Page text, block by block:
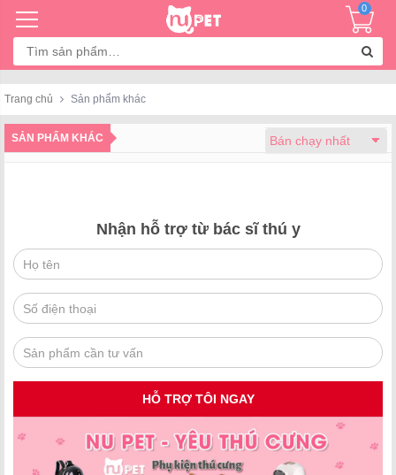
Tìm
kiếm:
0
Trang chủ Sản phẩm khác
SẢN PHẨM KHÁC
Nhận hỗ trợ từ bác sĩ thú y